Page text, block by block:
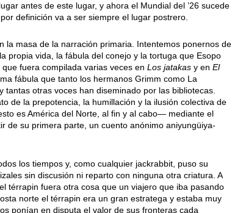
antes de este lugar, y ahora el Mundial del ’26 sucede
definición va a ser siempre el lugar postrero.
la masa de la narración primaria. Intentemos ponernos de
propia vida, la fábula del conejo y la tortuga que Esopo
fuera compilada varias veces en Los jatakas y en El
fábula que tanto los hermanos Grimm como La
tantas otras voces han diseminado por las bibliotecas.
de la prepotencia, la humillación y la ilusión colectiva de
es América del Norte, al fin y al cabo— mediante el
de su primera parte, un cuento anónimo aniyungüiya-
los tiempos y, como cualquier jackrabbit, puso su
sin discusión ni reparto con ninguna otra criatura. A
térrapin fuera otra cosa que un viajero que iba pasando
norte el térrapin era un gran estratega y estaba muy
ponían en disputa el valor de sus fronteras cada